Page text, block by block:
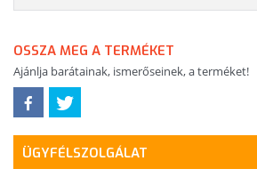
OSSZA MEG A TERMÉKET
Ajánlja barátainak, ismerőseinek, a terméket!
ÜGYFÉLSZOLGÁLAT